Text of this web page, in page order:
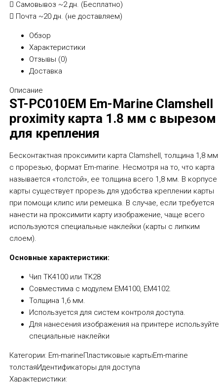
Самовывоз ~2 дн. (Бесплатно)
Почта ~20 дн. (не доставляем)
Обзор
Характеристики
Отзывы (0)
Доставка
Описание
ST-PC010EM Em-Marine Clamshell
proximity карта 1.8 мм с вырезом
для крепления
Бесконтактная проксимити карта Clamshell, толщина 1,8 мм
с прорезью, формат Em-marine. Несмотря на то, что карта
называется «толстой», ее толщина всего 1,8 мм. В корпусе
карты существует прорезь для удобства креплении карты
при помощи клипс или ремешка. В случае, если требуется
нанести на проксимити карту изображение, чаще всего
используются специальные наклейки (карты с липким
слоем).
Основные характеристики:
Чип TK4100 или TK28
Совместима с модулем EM4100, EM4102.
Толщина 1,6 мм.
Используется для систем контроля доступа.
Для нанесения изображения на принтере используйте
специальные наклейки
Категории: Em-marineПластиковые картыEm-marine
толстаяИдентификаторы для доступа
Характеристики: